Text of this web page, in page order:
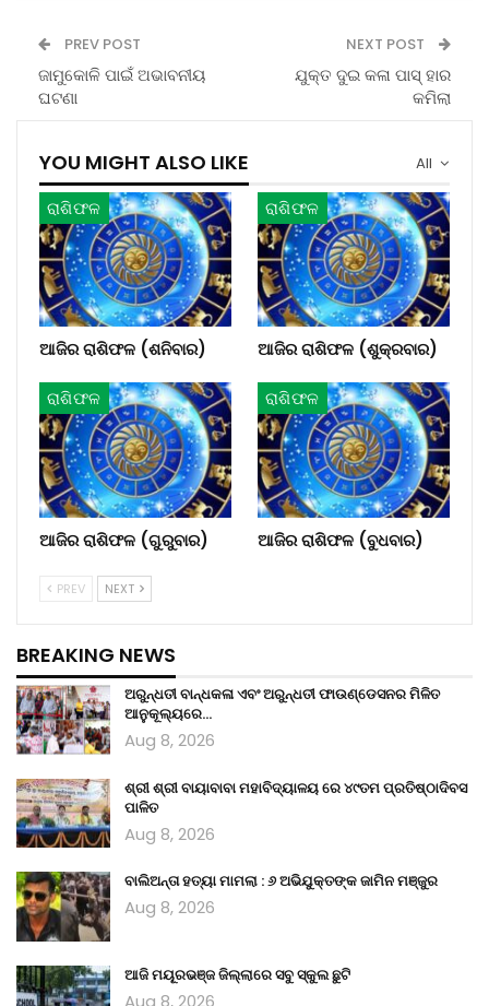
PREV POST
ଜାମୁକୋଳି ପାଇଁ ଅଭାବନୀୟ
ଘଟଣା
NEXT POST
ଯୁକ୍ତ ଦୁଇ କଳା ପାସ୍ ହାର
କମିଲା
All
YOU MIGHT ALSO LIKE
ରାଶିଫଳ
ଆଜିର ରାଶିଫଳ (ଶନିବାର)
ରାଶିଫଳ
ଆଜିର ରାଶିଫଳ (ଶୁକ୍ରବାର)
ରାଶିଫଳ
ଆଜିର ରାଶିଫଳ (ଗୁରୁବାର)
ରାଶିଫଳ
ଆଜିର ରାଶିଫଳ (ବୁଧବାର)
PREV NEXT
BREAKING NEWS
ଅରୁନ୍ଧତୀ ବାନ୍ଧକଳା ଏବଂ ଅରୁନ୍ଧତୀ ଫାଉଣ୍ଡେସନର ମିଳିତ
ଆନୁକୂଲ୍ୟରେ…
Aug 8, 2026
ଶ୍ରୀ ଶ୍ରୀ ବାୟାବାବା ମହାବିଦ୍ୟାଳୟ ରେ ୪୯ତମ ପ୍ରତିଷ୍ଠାଦିବସ
ପାଳିତ
Aug 8, 2026
ବାଲିଅନ୍ତା ହତ୍ୟା ମାମଲା : ୬ ଅଭିଯୁକ୍ତଙ୍କ ଜାମିନ ମଞ୍ଜୁର
Aug 8, 2026
ଆଜି ମୟୂରଭଞ୍ଜ ଜିଲ୍ଲାରେ ସବୁ ସ୍କୁଲ ଛୁଟି
Aug 8, 2026